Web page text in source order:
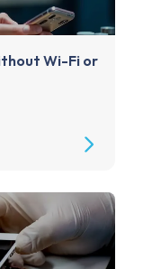
Wi-Fi or